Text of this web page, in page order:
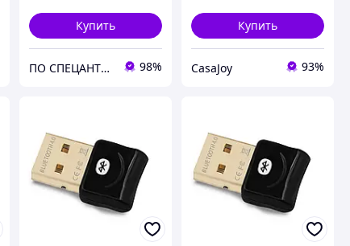
Купить
ПО СПЕЦАНТЕНИ Зв'язок без перешкод! 98%
Купить
CasaJoy 93%